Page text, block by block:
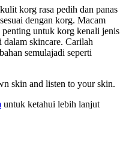
korg rasa pedih dan panas
dengan korg. Macam
penting untuk korg kenali jenis
skincare. Carilah
semulajadi seperti
skin and listen to your skin.
untuk ketahui lebih lanjut